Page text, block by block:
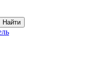
Найти